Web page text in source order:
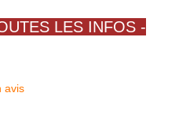
LES INFOS -
avis